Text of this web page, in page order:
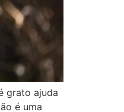
grato ajuda
é uma